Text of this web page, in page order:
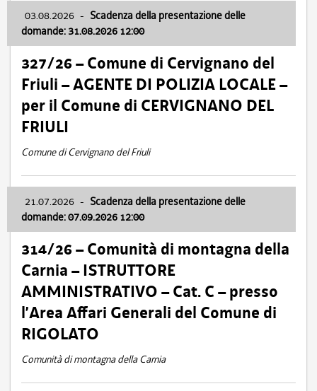
03.08.2026 - Scadenza della presentazione delle
domande: 31.08.2026 12:00
327/26 – Comune di Cervignano del
Friuli – AGENTE DI POLIZIA LOCALE –
per il Comune di CERVIGNANO DEL
FRIULI
Comune di Cervignano del Friuli
21.07.2026 - Scadenza della presentazione delle
domande: 07.09.2026 12:00
314/26 – Comunità di montagna della
Carnia – ISTRUTTORE
AMMINISTRATIVO – Cat. C – presso
l’Area Affari Generali del Comune di
RIGOLATO
Comunità di montagna della Carnia